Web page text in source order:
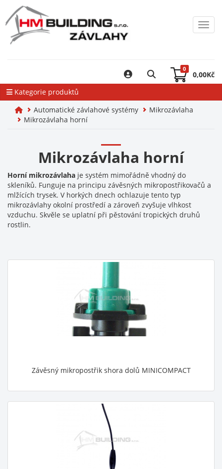
0
0,00Kč
Kategorie produktů
Automatické závlahové systémy
Mikrozávlaha
Mikrozávlaha horní
Mikrozávlaha horní
Horní mikrozávlaha je systém mimořádně vhodný do
skleníků. Funguje na principu závěsných mikropostřikovačů a
mlžících trysek. V horkých dnech ochlazuje tento typ
mikrozávlahy okolní prostředí a zároveň zvyšuje vlhkost
vzduchu. Skvěle se uplatní při pěstování tropických druhů
rostlin.
Závěsný mikropostřik shora dolů MINICOMPACT